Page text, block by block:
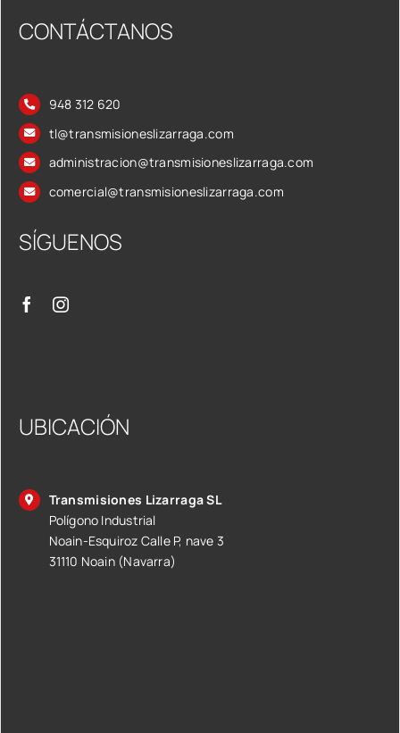
CONTÁCTANOS
948 312 620
tl@transmisioneslizarraga.com
administracion@transmisioneslizarraga.com
comercial@transmisioneslizarraga.com
SÍGUENOS
UBICACIÓN
Transmisiones Lizarraga SL
Polígono Industrial
Noain-Esquiroz Calle P, nave 3
31110 Noain (Navarra)